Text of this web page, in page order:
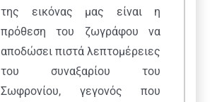
της εικόνας μας είναι η
πρόθεση του ζωγράφου να
αποδώσει πιστά λεπτομέρειες
του συναξαρίου του
Σωφρονίου, γεγονός που